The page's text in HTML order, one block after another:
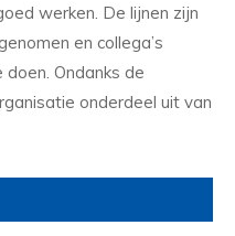
werken. De lijnen zijn
en collega’s
Ondanks de
onderdeel uit van